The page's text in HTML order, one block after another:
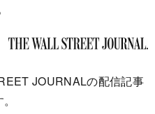
JOURNALの配信記事